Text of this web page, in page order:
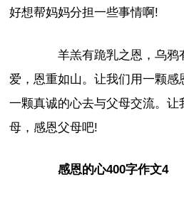
好想帮妈妈分担一些事情啊!
羊羔有跪乳之恩，乌鸦
爱，恩重如山。让我们用一颗感
一颗真诚的心去与父母交流。让
母，感恩父母吧!
感恩的心400字作文4